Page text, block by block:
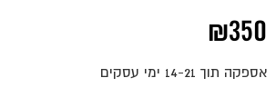
₪350
אספקה תוך 14-21 ימי עסקים